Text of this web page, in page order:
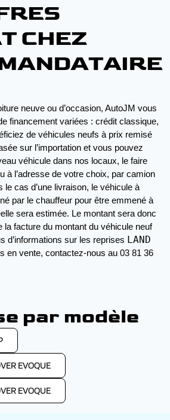
CHEZ
neuve ou d’occasion, AutoJM vous
financement variées : crédit classique,
de véhicules neufs à prix remisé
sur l’importation et vous pouvez
véhicule dans nos locaux, le faire
à l’adresse de votre choix, par camion
le cas d’une livraison, le véhicule à
par le chauffeur pour être emmené à
sera estimée. Le montant sera donc
la facture du montant du véhicule neuf
d’informations sur les reprises LAND
en vente, contactez-nous au 03 81 36
par modèle
EVOQUE
EVOQUE